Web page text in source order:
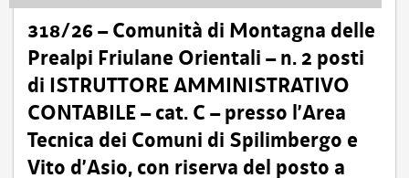
318/26 – Comunità di Montagna delle
Prealpi Friulane Orientali – n. 2 posti
di ISTRUTTORE AMMINISTRATIVO
CONTABILE – cat. C – presso l’Area
Tecnica dei Comuni di Spilimbergo e
Vito d’Asio, con riserva del posto a